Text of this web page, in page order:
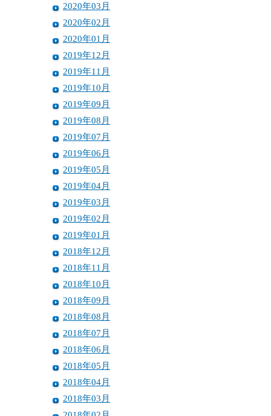
2020年03月
2020年02月
2020年01月
2019年12月
2019年11月
2019年10月
2019年09月
2019年08月
2019年07月
2019年06月
2019年05月
2019年04月
2019年03月
2019年02月
2019年01月
2018年12月
2018年11月
2018年10月
2018年09月
2018年08月
2018年07月
2018年06月
2018年05月
2018年04月
2018年03月